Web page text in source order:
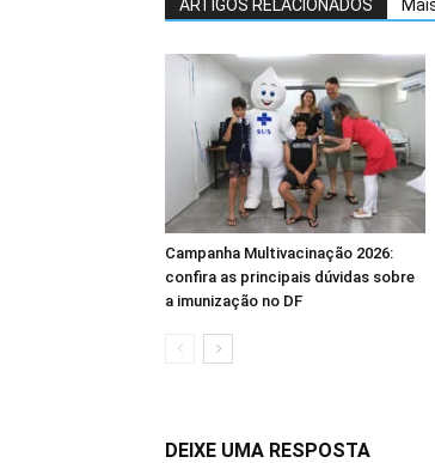
ARTIGOS RELACIONADOS
Campanha Multivacinação 2026:
confira as principais dúvidas sobre
a imunização no DF
DEIXE UMA RESPOSTA